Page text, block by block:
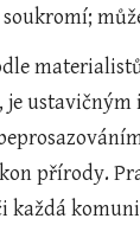
je
přírody.
každá